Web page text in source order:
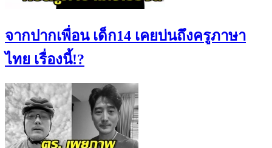
จากปากเพื่อน เด็ก14 เคยบ่นถึงครูภาษา
ไทย เรื่องนี้!?